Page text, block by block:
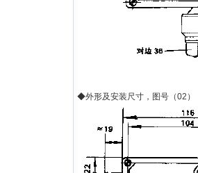
◆外形及安装尺寸，图号（02 ）